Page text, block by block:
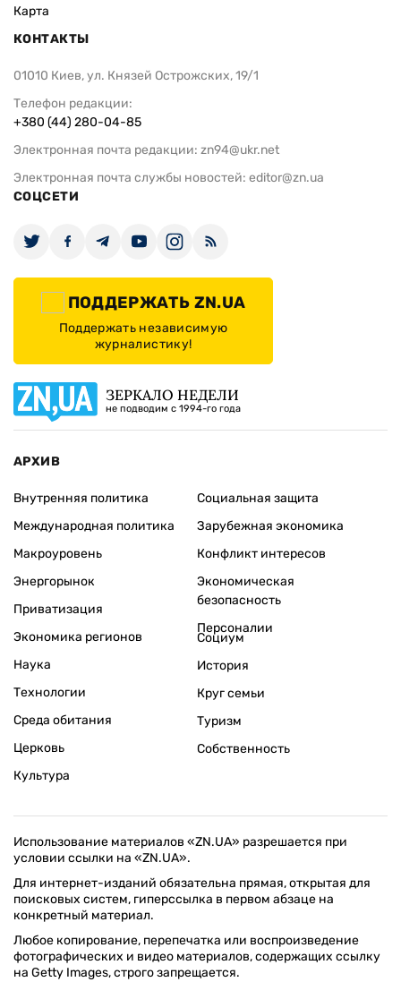
Карта
КОНТАКТЫ
01010 Киев, ул. Князей Острожских, 19/1
Телефон редакции:
+380 (44) 280-04-85
Электронная почта редакции: zn94@ukr.net
Электронная почта службы новостей: editor@zn.ua
СОЦСЕТИ
ПОДДЕРЖАТЬ ZN.UA
Поддержать независимую
журналистику!
ЗЕРКАЛО НЕДЕЛИ
не подводим с 1994-го года
АРХИВ
Внутренняя политика
Международная политика
Макроуровень
Энергорынок
Приватизация
Экономика регионов
Социальная защита
Зарубежная экономика
Конфликт интересов
Экономическая
безопасность
Персоналии
Наука
Технологии
Среда обитания
Церковь
Культура
Социум
История
Круг семьи
Туризм
Собственность
Использование материалов «ZN.UA» разрешается при
условии ссылки на «ZN.UA».
Для интернет-изданий обязательна прямая, открытая для
поисковых систем, гиперссылка в первом абзаце на
конкретный материал.
Любое копирование, перепечатка или воспроизведение
фотографических и видео материалов, содержащих ссылку
на Getty Images, строго запрещается.